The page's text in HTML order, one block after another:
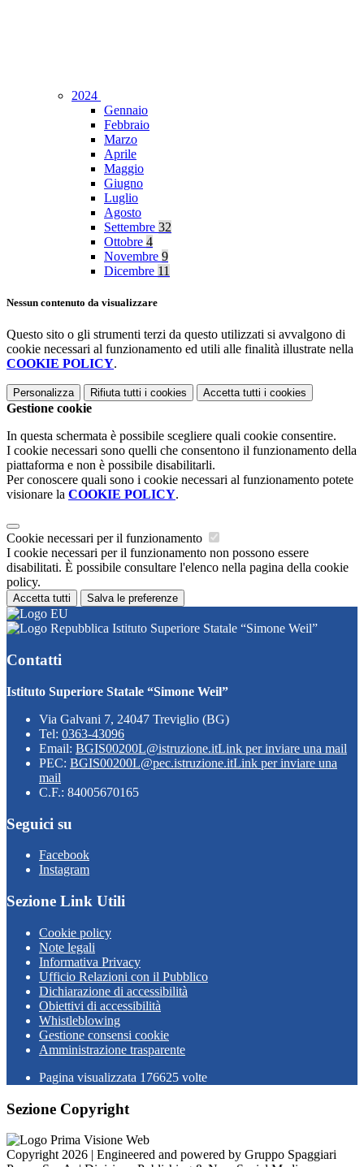
2024
Gennaio
Febbraio
Marzo
Aprile
Maggio
Giugno
Luglio
Agosto
Settembre 32
Ottobre 4
Novembre 9
Dicembre 11
Nessun contenuto da visualizzare
Questo sito o gli strumenti terzi da questo utilizzati si avvalgono di
cookie necessari al funzionamento ed utili alle finalità illustrate nella
COOKIE POLICY.
Personalizza Rifiuta tutti i cookies Accetta tutti i cookies
Gestione cookie
In questa schermata è possibile scegliere quali cookie consentire.
I cookie necessari sono quelli che consentono il funzionamento della
piattaforma e non è possibile disabilitarli.
Per conoscere quali sono i cookie necessari al funzionamento potete
visionare la COOKIE POLICY.
Cookie necessari per il funzionamento
I cookie necessari per il funzionamento non possono essere
disabilitati. È possibile consultare l'elenco nella pagina della cookie
policy.
Accetta tutti Salva le preferenze
Istituto Superiore Statale “Simone Weil”
Contatti
Istituto Superiore Statale “Simone Weil”
Via Galvani 7, 24047 Treviglio (BG)
Tel: 0363-43096
Email: BGIS00200L@istruzione.itLink per inviare una mail
PEC: BGIS00200L@pec.istruzione.itLink per inviare una
mail
C.F.: 84005670165
Seguici su
Facebook
Instagram
Sezione Link Utili
Cookie policy
Note legali
Informativa Privacy
Ufficio Relazioni con il Pubblico
Dichiarazione di accessibilità
Obiettivi di accessibilità
Whistleblowing
Gestione consensi cookie
Amministrazione trasparente
Pagina visualizzata 176625 volte
Sezione Copyright
Copyright 2026 | Engineered and powered by Gruppo Spaggiari